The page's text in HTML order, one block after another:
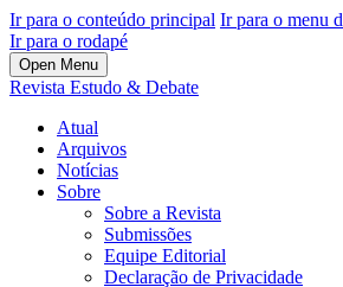
Ir para o conteúdo principal Ir para o menu
Ir para o rodapé
Open Menu
Revista Estudo & Debate
Atual
Arquivos
Notícias
Sobre
Sobre a Revista
Submissões
Equipe Editorial
Declaração de Privacidade